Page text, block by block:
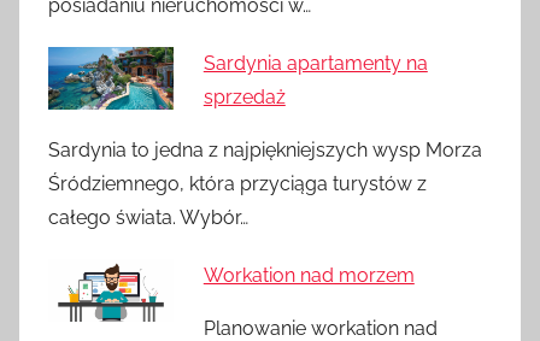
posiadaniu nieruchomości w…
Sardynia apartamenty na
sprzedaż
Sardynia to jedna z najpiękniejszych wysp Morza
Śródziemnego, która przyciąga turystów z
całego świata. Wybór…
Workation nad morzem
Planowanie workation nad